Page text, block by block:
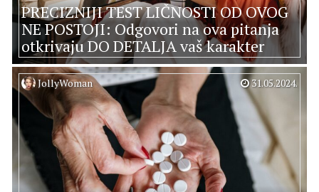
PRECIZNIJI TEST LIČNOSTI OD OVOG
NE POSTOJI: Odgovori na ova pitanja
otkrivaju DO DETALJA vaš karakter
JollyWoman 31.05.2024.